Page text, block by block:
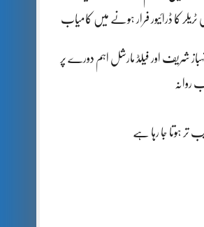
کا ڈرائیور فرار ہونے میں کامیاب
شریف اور فیلڈ مارشل اہم دورے پر
روانہ
تر ہوتا جا رہا ہے